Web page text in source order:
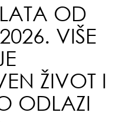
OD
VIŠE
ŽIVOT I
ODLAZI